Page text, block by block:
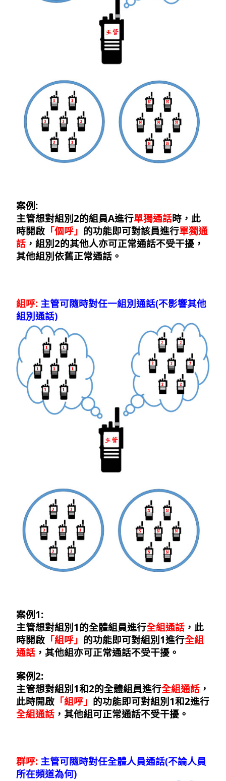
案例:
主管想對組別2的組員A進行單獨通話時，此
時開啟「個呼」 的功能即可對該員進行單獨通
話，組別2的其他人亦可正常通話不受干擾，
其他組別依舊正常通話。
組呼: 主管可隨時對任一組別通話(不影響其他
組別通話)
案例1:
主管想對組別1的全體組員進行全組通話，此
時開啟「組呼」 的功能即可對組別1進行全組
通話，其他組亦可正常通話不受干擾。
案例2:
主管想對組別1和2的全體組員進行全組通話，
此時開啟「組呼」 的功能即可對組別1和2進行
全組通話，其他組可正常通話不受干擾。
群呼: 主管可隨時對任全體人員通話(不論人員
所在頻道為何)